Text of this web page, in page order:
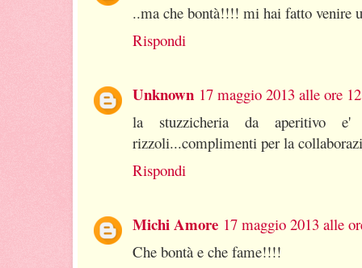
..ma che bontà!!!! mi hai fatto venire
Rispondi
Unknown 17 maggio 2013 alle ore
la stuzzicheria da aperitivo
rizzoli...complimenti per la
Rispondi
Michi Amore 17 maggio 2013 alle
Che bontà e che fame!!!!